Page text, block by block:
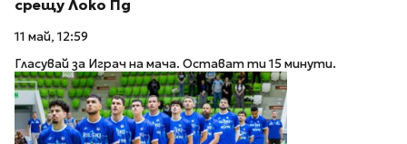
срещу Локо Пд
11 май, 12:59
Гласувай за Играч на мача. Остават ти 15 минути.